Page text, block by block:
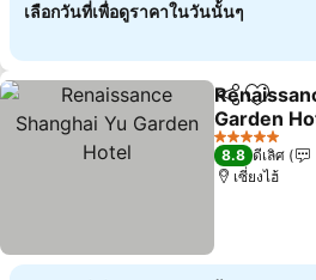
เลือกวันที่เพื่อดูราคาในวันนั้นๆ
แชร์ เพิ่มใ
Garden
5 ดาว
8.8 ดีเลิศ
เซี่ยงไฮ้